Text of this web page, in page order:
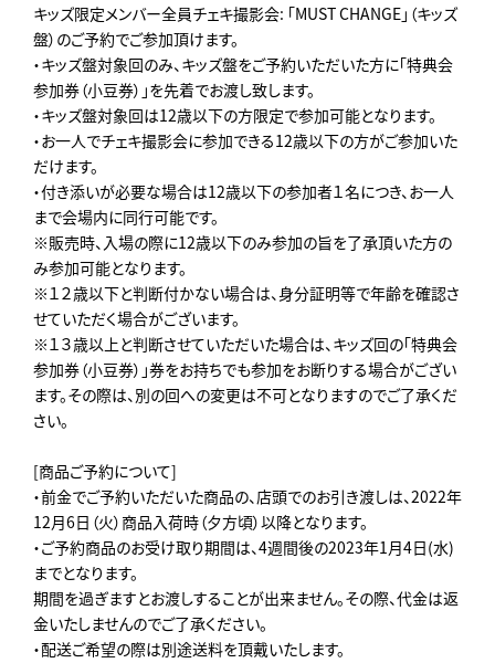
キッズ限定メンバー全員チェキ撮影会: 「MUST CHANGE」（キッズ
盤）のご予約でご参加頂けます。
・キッズ盤対象回のみ、キッズ盤をご予約いただいた方に「特典会
参加券（小豆券）」を先着でお渡し致します。
・キッズ盤対象回は12歳以下の方限定で参加可能となります。
・お一人でチェキ撮影会に参加できる12歳以下の方がご参加いた
だけます。
・付き添いが必要な場合は12歳以下の参加者１名につき、お一人
まで会場内に同行可能です。
※販売時、入場の際に12歳以下のみ参加の旨を了承頂いた方の
み参加可能となります。
※１２歳以下と判断付かない場合は、身分証明等で年齢を確認さ
せていただく場合がございます。
※１３歳以上と判断させていただいた場合は、キッズ回の「特典会
参加券（小豆券）」券をお持ちでも参加をお断りする場合がござい
ます。その際は、別の回への変更は不可となりますのでご了承くだ
さい。
[商品ご予約について]
・前金でご予約いただいた商品の、店頭でのお引き渡しは、2022年
12月6日（火）商品入荷時（夕方頃）以降となります。
・ご予約商品のお受け取り期間は、4週間後の2023年1月4日(水)
までとなります。
期間を過ぎますとお渡しすることが出来ません。その際、代金は返
金いたしませんのでご了承ください。
・配送ご希望の際は別途送料を頂戴いたします。